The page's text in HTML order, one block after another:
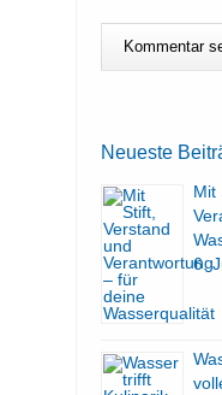
Neueste
Mit
6.